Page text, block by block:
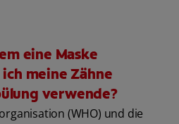
eine Maske
meine Zähne
verwende?
(WHO) und die